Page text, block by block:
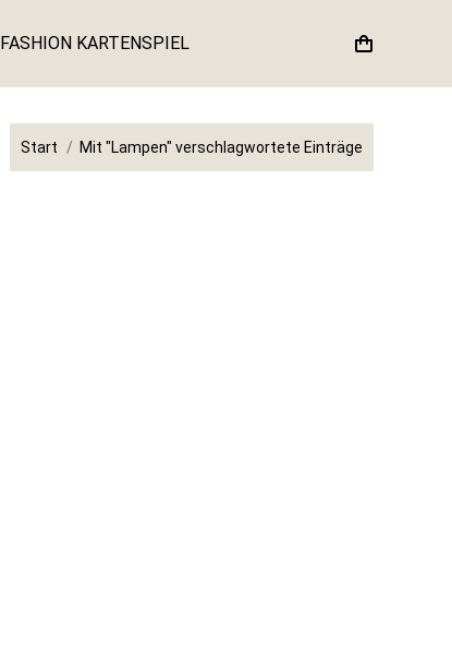
FASHION KARTENSPIEL
Sie befinden sich hier:
Start Mit "Lampen" verschlagwortete Einträge